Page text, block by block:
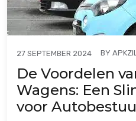
27 SEPTEMBER 2024 BY
De Voordelen
Wagens: Een
voor